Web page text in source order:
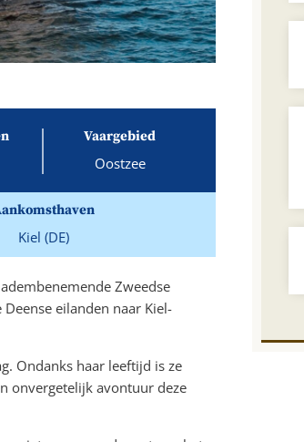
Vaargebied
Oostzee
Kiel (DE)
Zweedse
eilanden naar Kiel-
Ondanks haar leeftijd is ze
onvergetelijk avontuur deze